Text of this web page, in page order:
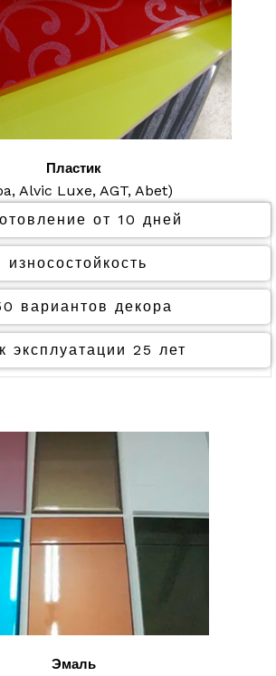
Пластик
Alvic Luxe, AGT, Abet)
от 10 дней
износостойкость
вариантов декора
эксплуатации 25 лет
Эмаль